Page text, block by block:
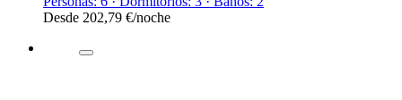
Desde 202,79 €/noche